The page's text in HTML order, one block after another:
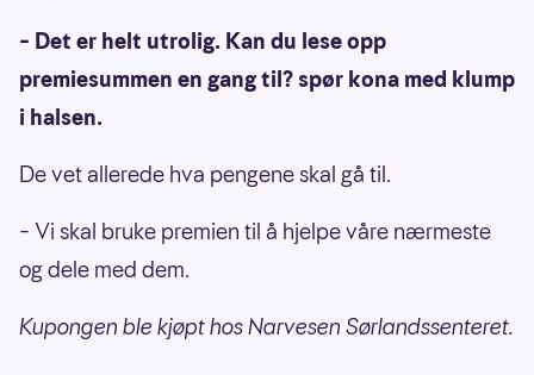
– Det er helt utrolig. Kan du lese opp
premiesummen en gang til? spør kona med klump
i halsen.
De vet allerede hva pengene skal gå til.
– Vi skal bruke premien til å hjelpe våre nærmeste
og dele med dem.
Kupongen ble kjøpt hos Narvesen Sørlandssenteret.